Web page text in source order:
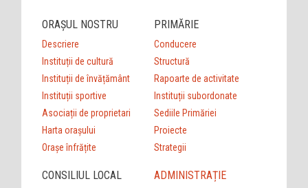
ORAȘUL NOSTRU
Descriere
Instituții de cultură
Instituții de învățământ
Instituții sportive
Asociații de proprietari
Harta orașului
Orașe înfrățite
PRIMĂRIE
Conducere
Structură
Rapoarte de activitate
Instituții subordonate
Sediile Primăriei
Proiecte
Strategii
CONSILIUL LOCAL ADMINISTRAȚIE